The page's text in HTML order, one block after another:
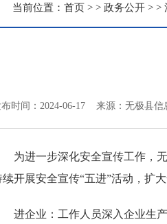
当前位置： 首页 > > 政务公开 > >
时间：2024-06-17 来源：无极县信
为进一步深化安全宣传工作，
续开展安全宣传“五进”活动，扩
进企业：工作人员深入企业生